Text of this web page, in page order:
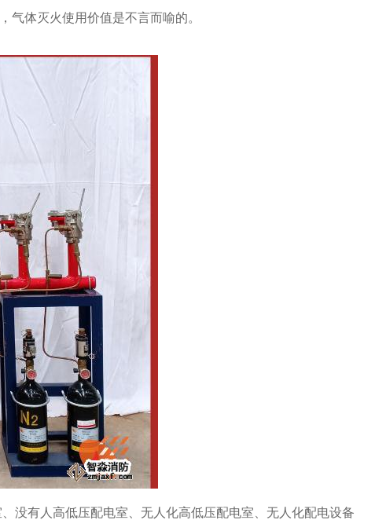
体灭火使用价值是不言而喻的。
有人高低压配电室、无人化高低压配电室、无人化配电设备